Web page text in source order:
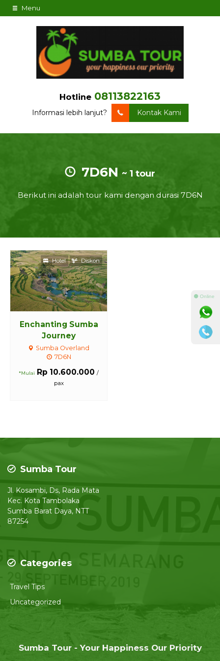
Menu
Hotline 08113822163
Informasi lebih lanjut? Kontak Kami
7D6N ~ 1 tour
Berikut ini adalah tour kami dengan durasi 7D6N
Enchanting Sumba
Journey
Sumba Overland
7D6N
*Mulai Rp 10.600.000 /
pax
Hotel Diskon
Sumba Tour
Jl. Kosambi, Ds, Rada Mata
Kec. Kota Tambolaka
Sumba Barat Daya, NTT
87254
Categories
Travel Tips
Uncategorized
Sumba Tour - Your Happiness Our Priority
⚫ Online